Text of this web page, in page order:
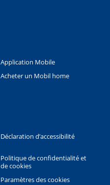
Application Mobile
Acheter un Mobil home
Déclaration d’accessibilité
Politique de confidentialité et
de cookies
Paramètres des cookies